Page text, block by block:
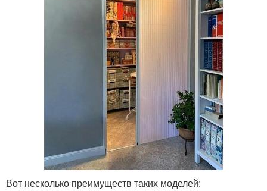
Вот несколько преимуществ таких моделей: